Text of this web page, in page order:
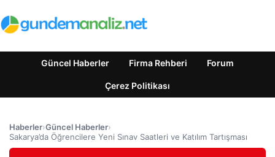
Güncel Haberler Firma Rehberi Forum
Çerez Politikası
Haberler›Güncel Haberler›
Sakarya’da Öğrencilere Yeni Sınav Saatleri ve Katılım Tartışması